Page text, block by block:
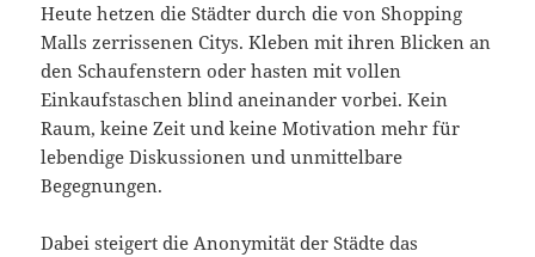
Heute hetzen die Städter durch die von Shopping
Malls zerrissenen Citys. Kleben mit ihren Blicken an
den Schaufenstern oder hasten mit vollen
Einkaufstaschen blind aneinander vorbei. Kein
Raum, keine Zeit und keine Motivation mehr für
lebendige Diskussionen und unmittelbare
Begegnungen.
Dabei steigert die Anonymität der Städte das